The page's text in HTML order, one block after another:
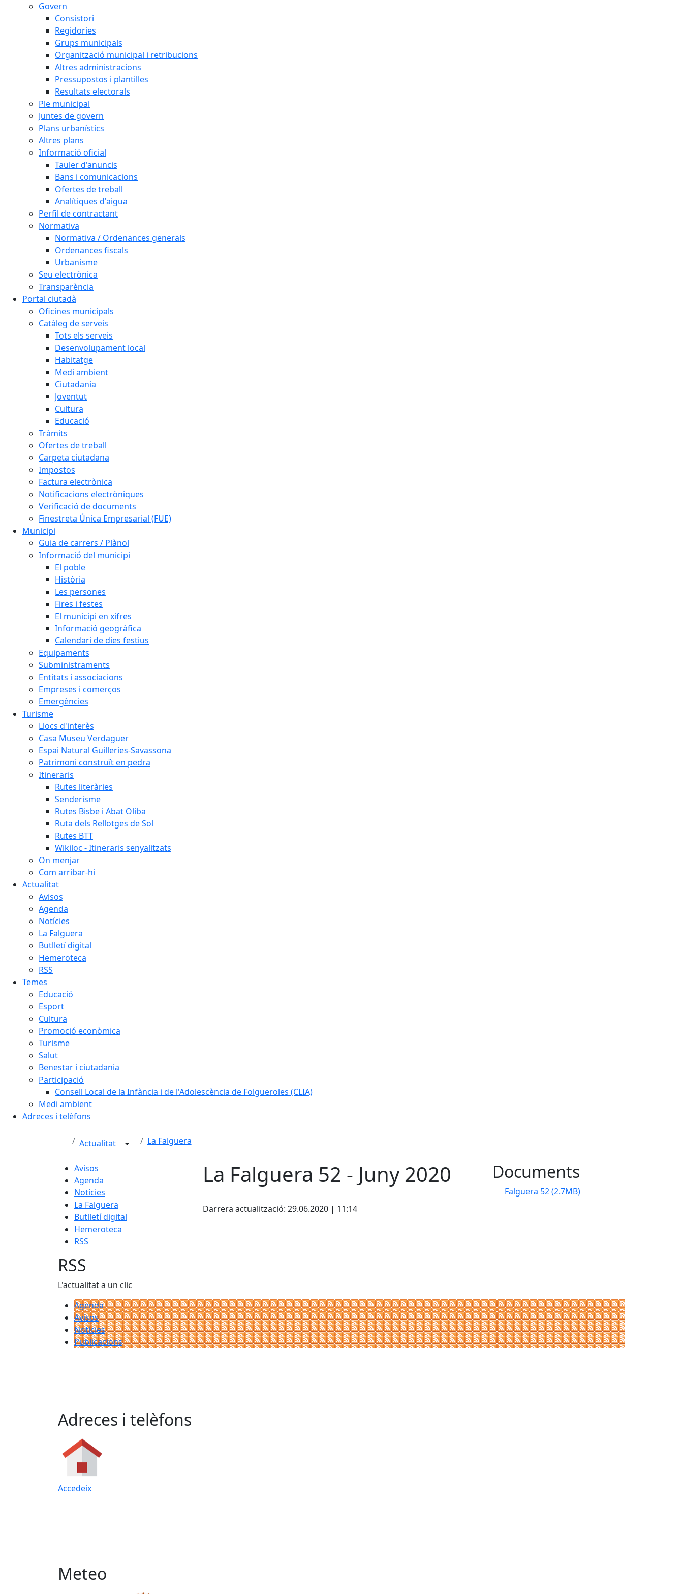
Govern
Consistori
Regidories
Grups municipals
Organització municipal i retribucions
Altres administracions
Pressupostos i plantilles
Resultats electorals
Ple municipal
Juntes de govern
Plans urbanístics
Altres plans
Informació oficial
Tauler d'anuncis
Bans i comunicacions
Ofertes de treball
Analítiques d'aigua
Perfil de contractant
Normativa
Normativa / Ordenances generals
Ordenances fiscals
Urbanisme
Seu electrònica
Transparència
Portal ciutadà
Oficines municipals
Catàleg de serveis
Tots els serveis
Desenvolupament local
Habitatge
Medi ambient
Ciutadania
Joventut
Cultura
Educació
Tràmits
Ofertes de treball
Carpeta ciutadana
Impostos
Factura electrònica
Notificacions electròniques
Verificació de documents
Finestreta Única Empresarial (FUE)
Municipi
Guia de carrers / Plànol
Informació del municipi
El poble
Història
Les persones
Fires i festes
El municipi en xifres
Informació geogràfica
Calendari de dies festius
Equipaments
Subministraments
Entitats i associacions
Empreses i comerços
Emergències
Turisme
Llocs d'interès
Casa Museu Verdaguer
Espai Natural Guilleries-Savassona
Patrimoni construït en pedra
Itineraris
Rutes literàries
Senderisme
Rutes Bisbe i Abat Oliba
Ruta dels Rellotges de Sol
Rutes BTT
Wikiloc - Itineraris senyalitzats
On menjar
Com arribar-hi
Actualitat
Avisos
Agenda
Notícies
La Falguera
Butlletí digital
Hemeroteca
RSS
Temes
Educació
Esport
Cultura
Promoció econòmica
Turisme
Salut
Benestar i ciutadania
Participació
Consell Local de la Infància i de l'Adolescència de Folgueroles (CLIA)
Medi ambient
Adreces i telèfons
Actualitat La Falguera
Avisos
Agenda
Notícies
La Falguera
Butlletí digital
Hemeroteca
RSS
La Falguera 52 - Juny 2020
Darrera actualització: 29.06.2020 | 11:14
Documents
Falguera 52(2.7MB)
RSS
L'actualitat a un clic
Agenda
Avisos
Notícies
Publicacions
Adreces i telèfons
Accedeix
Meteo